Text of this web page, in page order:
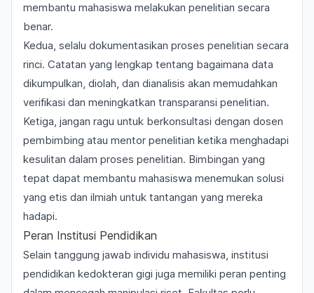
membantu mahasiswa melakukan penelitian secara
benar.
Kedua, selalu dokumentasikan proses penelitian secara
rinci. Catatan yang lengkap tentang bagaimana data
dikumpulkan, diolah, dan dianalisis akan memudahkan
verifikasi dan meningkatkan transparansi penelitian.
Ketiga, jangan ragu untuk berkonsultasi dengan dosen
pembimbing atau mentor penelitian ketika menghadapi
kesulitan dalam proses penelitian. Bimbingan yang
tepat dapat membantu mahasiswa menemukan solusi
yang etis dan ilmiah untuk tantangan yang mereka
hadapi.
Peran Institusi Pendidikan
Selain tanggung jawab individu mahasiswa, institusi
pendidikan kedokteran gigi juga memiliki peran penting